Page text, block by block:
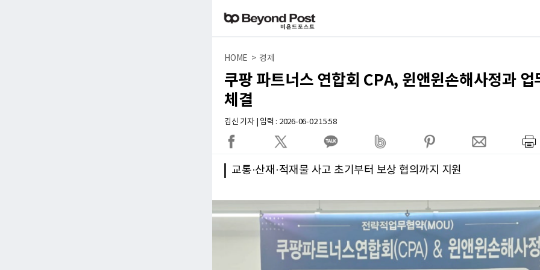
HOME > 경제
쿠팡 파트너스 연합회 CPA, 윈앤윈손해사정과 업
체결
김신 기자 | 입력 : 2026-06-02 15:58
교통·산재·적재물 사고 초기부터 보상 협의까지 지원